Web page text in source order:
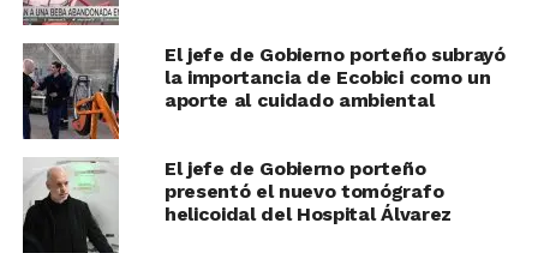
El jefe de Gobierno porteño subrayó
la importancia de Ecobici como un
aporte al cuidado ambiental
El jefe de Gobierno porteño
presentó el nuevo tomógrafo
helicoidal del Hospital Álvarez